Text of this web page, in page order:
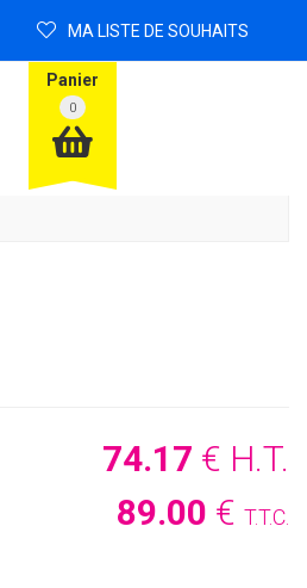
Panier
MA LISTE DE SOUHAITS
74.17 € H.T.
89.00 € T.T.C.